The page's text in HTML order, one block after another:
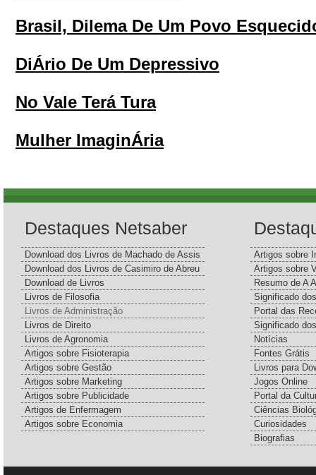
Brasil, Dilema De Um Povo
DiÁrio De Um Depressivo
No Vale Terá Tura
Mulher ImaginÁria
Destaques Netsaber
Download dos Livros de Machado de Assis
Download dos Livros de Casimiro de Abreu
Download de Livros
Livros de Filosofia
Livros de Administração
Livros de Direito
Livros de Agronomia
Artigos sobre Fisioterapia
Artigos sobre Gestão
Artigos sobre Marketing
Artigos sobre Publicidade
Artigos de Enfermagem
Artigos sobre Economia
Artigos sobre
Artigos sobre
Resumo de A
Significado
Portal das
Significado
Notícias
Fontes Grátis
Livros para
Jogos Online
Portal da
Ciências
Curiosidades
Biografias